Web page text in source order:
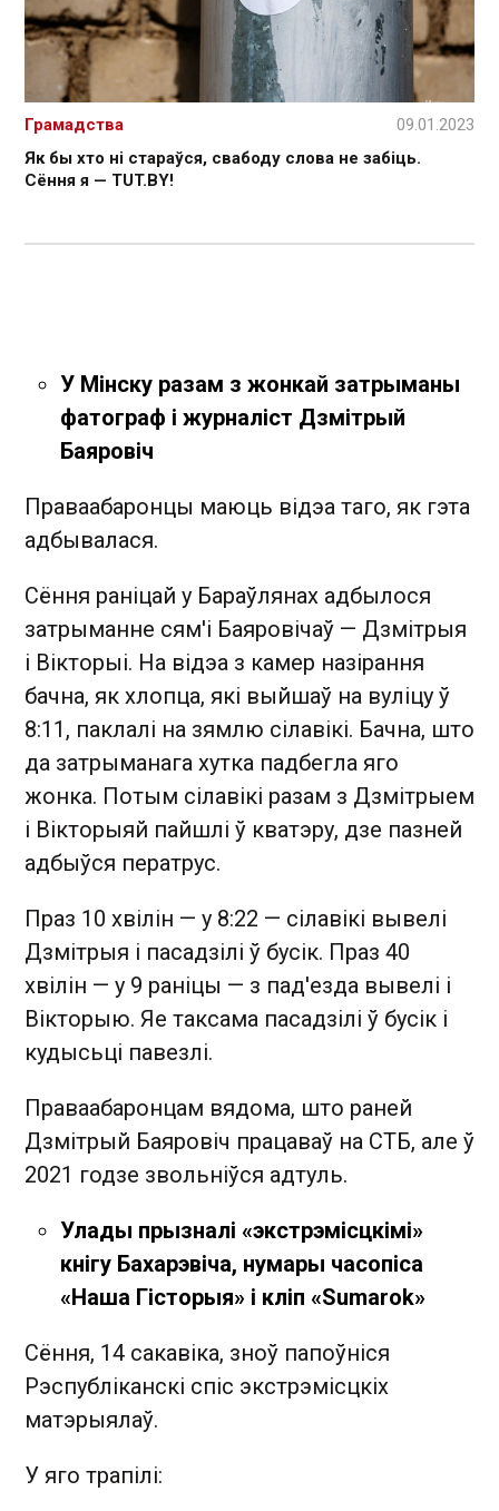
Як бы хто ні стараўся, свабоду слова не забіць.
Сёння я — TUT.BY!
Грамадства 09.01.2023
У Мінску разам з жонкай затрыманы
фатограф і журналіст Дзмітрый
Баяровіч
Праваабаронцы маюць відэа таго, як гэта
адбывалася.
Сёння раніцай у Бараўлянах адбылося
затрыманне сям'і Баяровічаў — Дзмітрыя
і Вікторыі. На відэа з камер назірання
бачна, як хлопца, які выйшаў на вуліцу ў
8:11, паклалі на зямлю сілавікі. Бачна, што
да затрыманага хутка падбегла яго
жонка. Потым сілавікі разам з Дзмітрыем
і Вікторыяй пайшлі ў кватэру, дзе пазней
адбыўся ператрус.
Праз 10 хвілін — у 8:22 — сілавікі вывелі
Дзмітрыя і пасадзілі ў бусік. Праз 40
хвілін — у 9 раніцы — з пад'езда вывелі і
Вікторыю. Яе таксама пасадзілі ў бусік і
кудысьці павезлі.
Праваабаронцам вядома, што раней
Дзмітрый Баяровіч працаваў на СТБ, але ў
2021 годзе звольніўся адтуль.
Улады прызналі «экстрэмісцкімі»
кнігу Бахарэвіча, нумары часопіса
«Наша Гісторыя» і кліп «Sumarok»
Сёння, 14 сакавіка, зноў папоўніся
Рэспубліканскі спіс экстрэмісцкіх
матэрыялаў.
У яго трапілі: